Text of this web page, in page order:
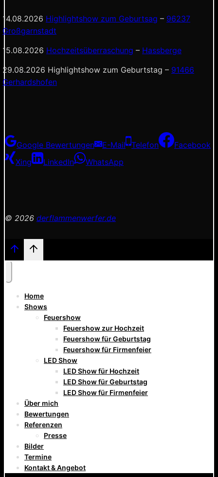
14.08.2026 Highlightshow zum Geburtsag – 96237
Großgarnstadt
15.08.2026 Hochzeitsüberraschung – Hassberge
29.08.2026 Highlightshow zum Geburtstag – 91466
Gerhardshofen
Google Bewertungen E-Mail Telefon
Facebook
Xing
LinkedIn WhatsApp
© 2026 derflammenwerfer.de
Home
Shows
Feuershow
Feuershow zur Hochzeit
Feuershow für Geburtstag
Feuershow für Firmenfeier
LED Show
LED Show für Hochzeit
LED Show für Geburtstag
LED Show für Firmenfeier
Über mich
Bewertungen
Referenzen
Presse
Bilder
Termine
Kontakt & Angebot